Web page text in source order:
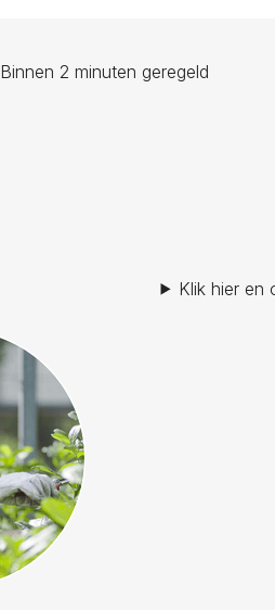
Binnen 2 minuten geregeld
Klik hier en